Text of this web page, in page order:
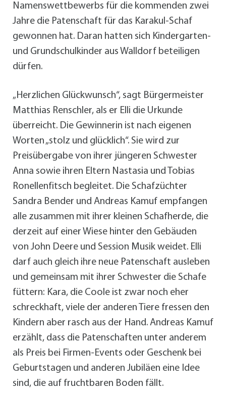
Namenswettbewerbs für die kommenden zwei
Jahre die Patenschaft für das Karakul-Schaf
gewonnen hat. Daran hatten sich Kindergarten-
und Grundschulkinder aus Walldorf beteiligen
dürfen.
„Herzlichen Glückwunsch“, sagt Bürgermeister
Matthias Renschler, als er Elli die Urkunde
überreicht. Die Gewinnerin ist nach eigenen
Worten „stolz und glücklich“. Sie wird zur
Preisübergabe von ihrer jüngeren Schwester
Anna sowie ihren Eltern Nastasia und Tobias
Ronellenfitsch begleitet. Die Schafzüchter
Sandra Bender und Andreas Kamuf empfangen
alle zusammen mit ihrer kleinen Schafherde, die
derzeit auf einer Wiese hinter den Gebäuden
von John Deere und Session Musik weidet. Elli
darf auch gleich ihre neue Patenschaft ausleben
und gemeinsam mit ihrer Schwester die Schafe
füttern: Kara, die Coole ist zwar noch eher
schreckhaft, viele der anderen Tiere fressen den
Kindern aber rasch aus der Hand. Andreas Kamuf
erzählt, dass die Patenschaften unter anderem
als Preis bei Firmen-Events oder Geschenk bei
Geburtstagen und anderen Jubiläen eine Idee
sind, die auf fruchtbaren Boden fällt.